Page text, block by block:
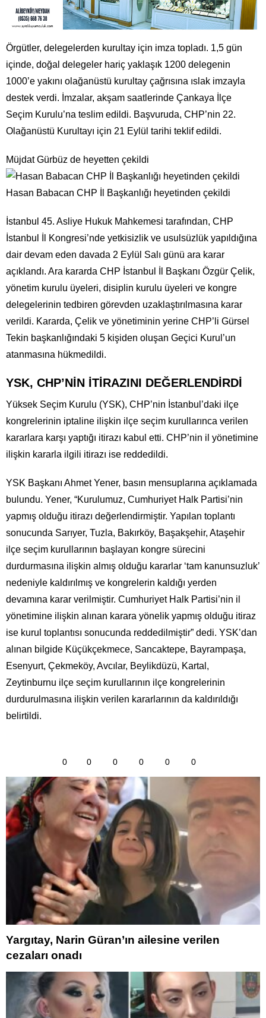
Örgütler, delegelerden kurultay için imza topladı. 1,5 gün
içinde, doğal delegeler hariç yaklaşık 1200 delegenin
1000’e yakını olağanüstü kurultay çağrısına ıslak imzayla
destek verdi. İmzalar, akşam saatlerinde Çankaya İlçe
Seçim Kurulu’na teslim edildi. Başvuruda, CHP’nin 22.
Olağanüstü Kurultayı için 21 Eylül tarihi teklif edildi.
Müjdat Gürbüz de heyetten çekildi
Hasan Babacan CHP İl Başkanlığı heyetinden çekildi
İstanbul 45. Asliye Hukuk Mahkemesi tarafından, CHP
İstanbul İl Kongresi’nde yetkisizlik ve usulsüzlük yapıldığına
dair devam eden davada 2 Eylül Salı günü ara karar
açıklandı. Ara kararda CHP İstanbul İl Başkanı Özgür Çelik,
yönetim kurulu üyeleri, disiplin kurulu üyeleri ve kongre
delegelerinin tedbiren görevden uzaklaştırılmasına karar
verildi. Kararda, Çelik ve yönetiminin yerine CHP’li Gürsel
Tekin başkanlığındaki 5 kişiden oluşan Geçici Kurul’un
atanmasına hükmedildi.
YSK, CHP’NİN İTİRAZINI DEĞERLENDİRDİ
Yüksek Seçim Kurulu (YSK), CHP’nin İstanbul’daki ilçe
kongrelerinin iptaline ilişkin ilçe seçim kurullarınca verilen
kararlara karşı yaptığı itirazı kabul etti. CHP’nin il yönetimine
ilişkin kararla ilgili itirazı ise reddedildi.
YSK Başkanı Ahmet Yener, basın mensuplarına açıklamada
bulundu. Yener, “Kurulumuz, Cumhuriyet Halk Partisi’nin
yapmış olduğu itirazı değerlendirmiştir. Yapılan toplantı
sonucunda Sarıyer, Tuzla, Bakırköy, Başakşehir, Ataşehir
ilçe seçim kurullarının başlayan kongre sürecini
durdurmasına ilişkin almış olduğu kararlar ‘tam kanunsuzluk’
nedeniyle kaldırılmış ve kongrelerin kaldığı yerden
devamına karar verilmiştir. Cumhuriyet Halk Partisi’nin il
yönetimine ilişkin alınan karara yönelik yapmış olduğu itiraz
ise kurul toplantısı sonucunda reddedilmiştir” dedi. YSK’dan
alınan bilgide Küçükçekmece, Sancaktepe, Bayrampaşa,
Esenyurt, Çekmeköy, Avcılar, Beylikdüzü, Kartal,
Zeytinburnu ilçe seçim kurullarının ilçe kongrelerinin
durdurulmasına ilişkin verilen kararlarının da kaldırıldığı
belirtildi.
0 0 0 0 0 0
Yargıtay, Narin Güran’ın ailesine verilen
cezaları onadı